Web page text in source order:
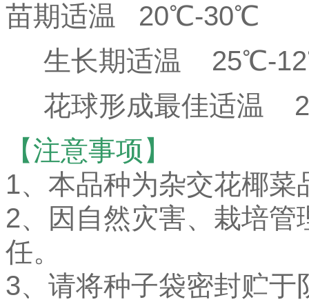
苗期适温 20℃-30℃
生长期适温 25℃-
花球形成最佳适温
【注意事项】
1、本品种为杂交花椰
2、因自然灾害、栽培
任。
3、请将种子袋密封贮于